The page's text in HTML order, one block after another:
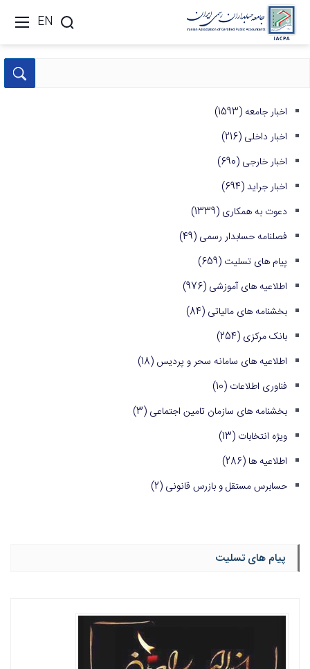
EN
اخبار جامعه (1593)
اخبار داخلی (216)
اخبار خارجی (690)
اخبار جراید(694)
دعوت به همکاری (1339)
فصلنامه حسابدار رسمی (49)
پیام های تسلیت (659)
اطلاعیه های آموزشی (976)
بخشنامه های مالیاتی (84)
بانک مرکزی (254)
اطلاعیه های سامانه سحر و پردیس (18)
فناوری اطلاعات (10)
بخشنامه های سازمان تامین اجتماعی (3)
ویژه انتخابات (13)
اطلاعیه ها (286)
حسابرس مستقل و بازرس قانونی (2)
پیام های تسلیت